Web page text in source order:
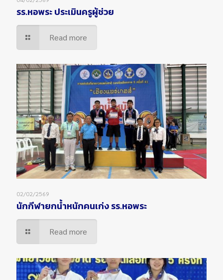
รร.หอพระ ประเมินครูผู้ช่วย
Read more
02/02/2569
นักกีฬายกน้ำหนักคนเก่ง รร.หอพระ
Read more